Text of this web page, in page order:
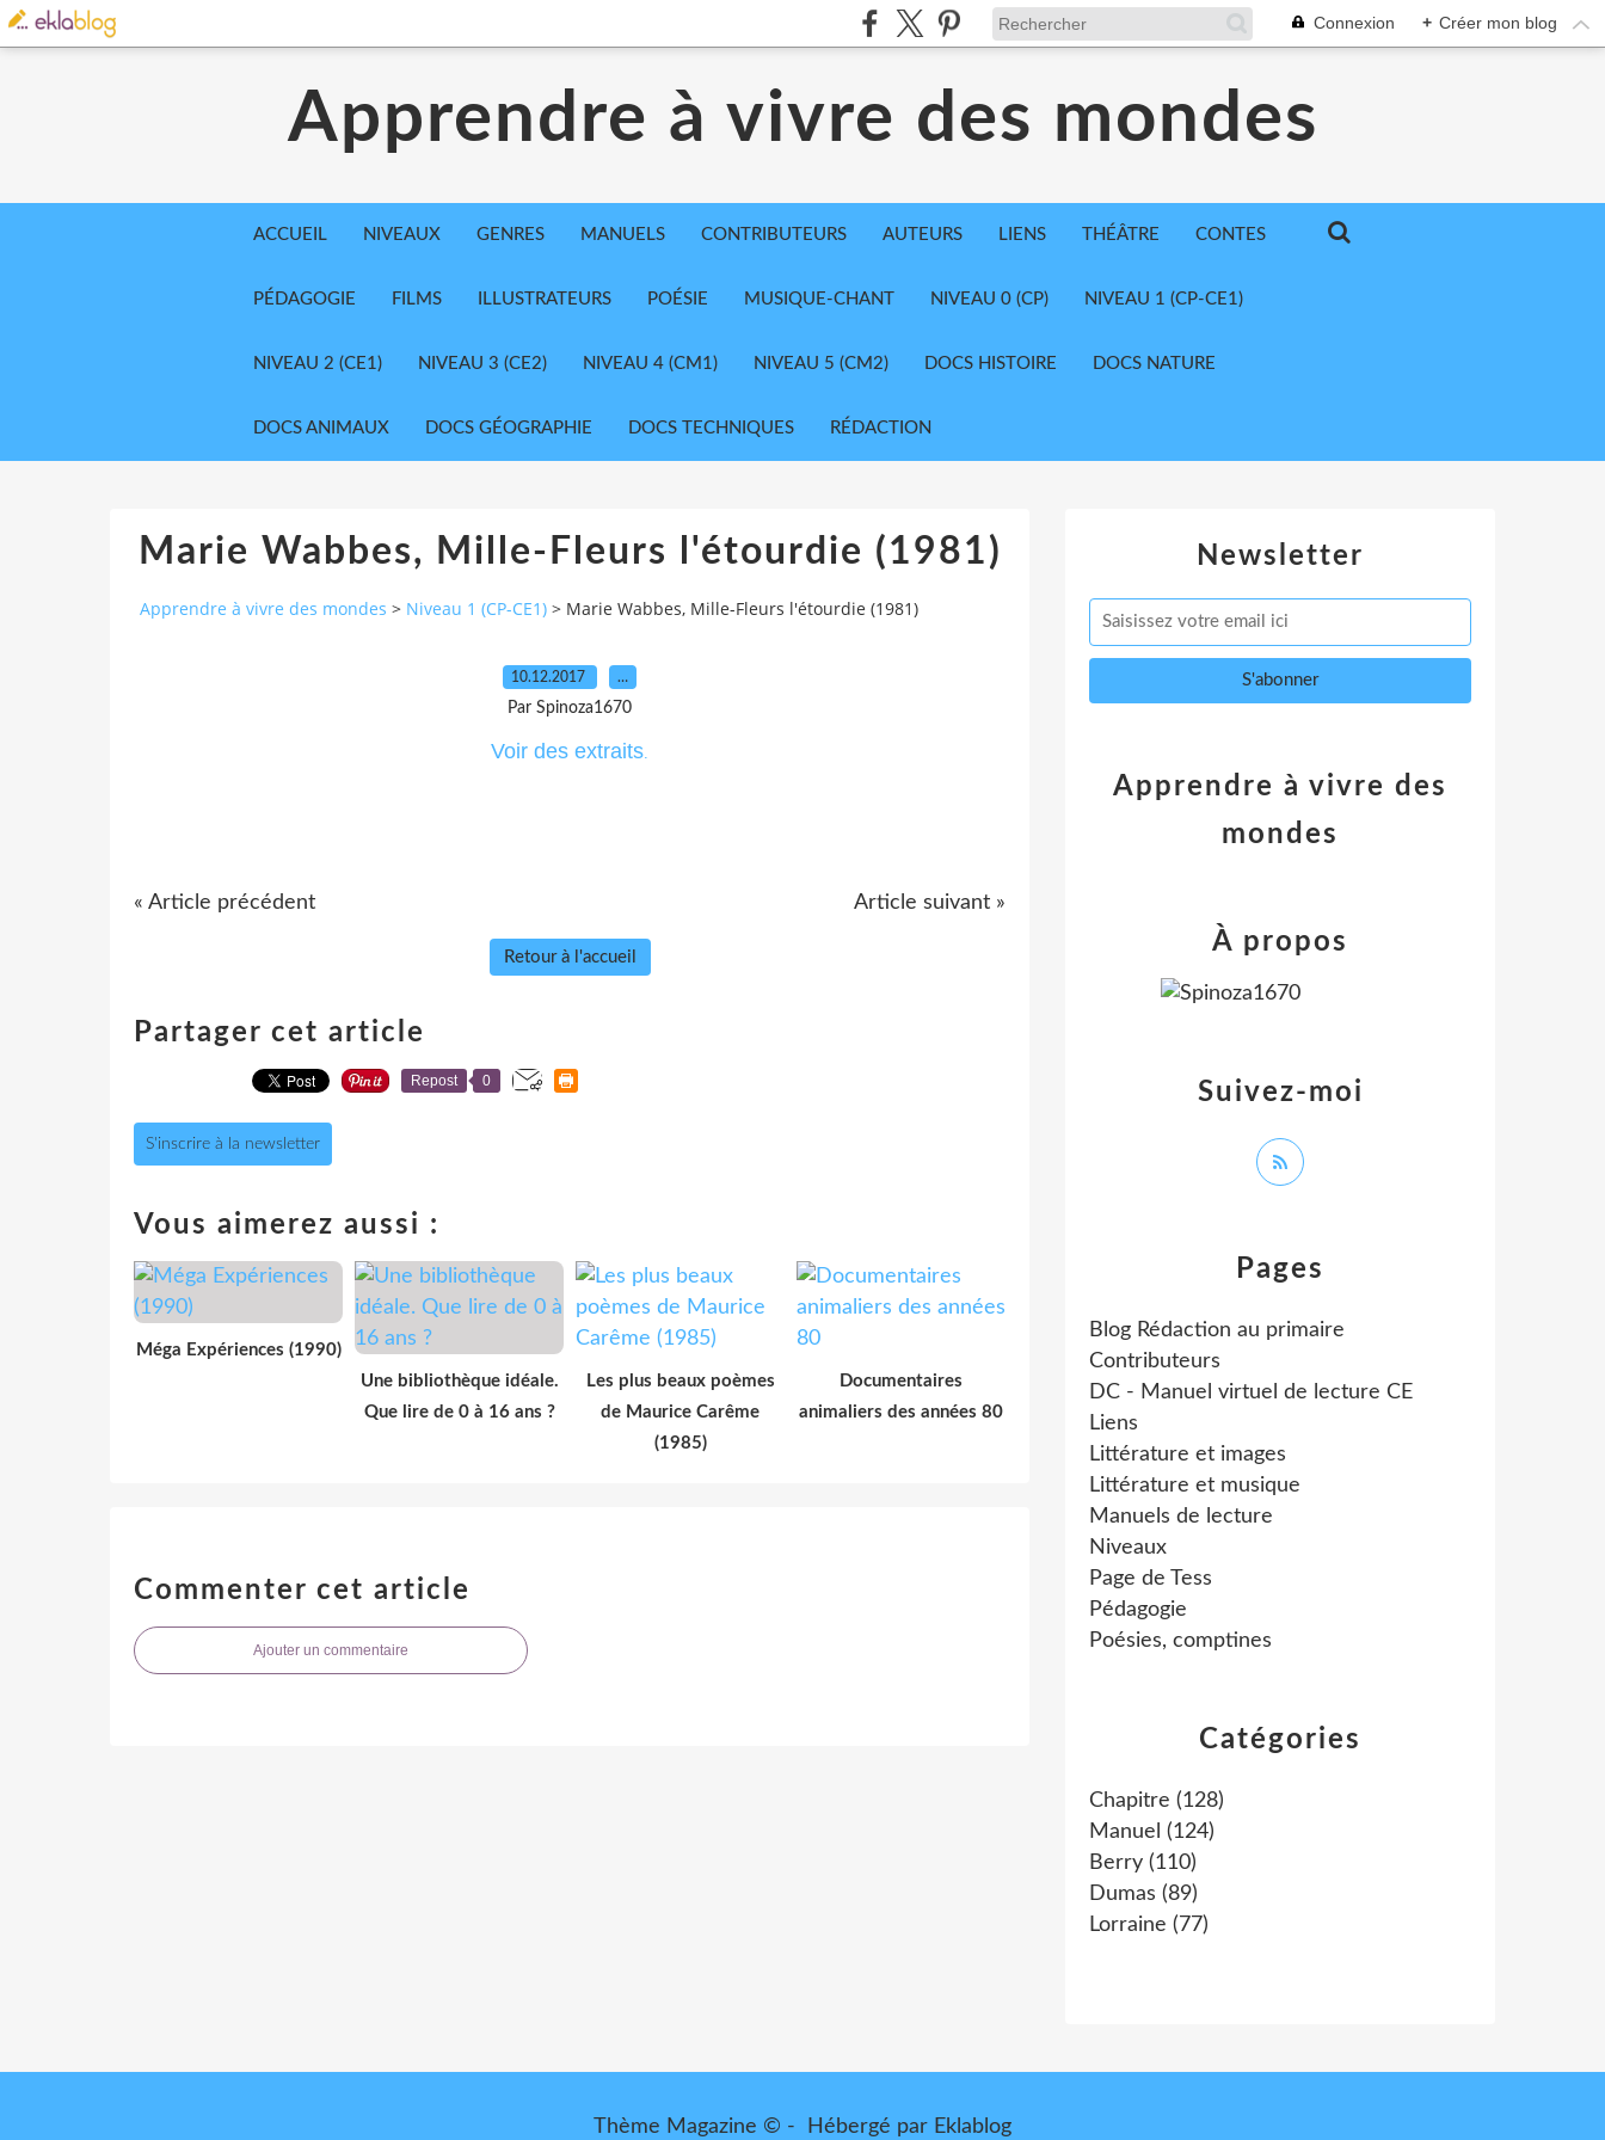
Connexion + Créer mon blog
Apprendre à vivre des mondes
ACCUEIL NIVEAUX GENRES MANUELS CONTRIBUTEURS AUTEURS LIENS THÉÂTRE CONTES
PÉDAGOGIE FILMS ILLUSTRATEURS POÉSIE MUSIQUE-CHANT NIVEAU 0 (CP) NIVEAU 1 (CP-CE1)
NIVEAU 2 (CE1) NIVEAU 3 (CE2) NIVEAU 4 (CM1) NIVEAU 5 (CM2) DOCS HISTOIRE DOCS NATURE
DOCS ANIMAUX DOCS GÉOGRAPHIE DOCS TECHNIQUES RÉDACTION
Marie Wabbes, Mille-Fleurs l'étourdie (1981)
Apprendre à vivre des mondes > Niveau 1 (CP-CE1) > Marie Wabbes, Mille-Fleurs l'étourdie (1981)
10.12.2017 …
Par Spinoza1670
Voir des extraits
« Article précédent Article suivant »
Retour à l'accueil
Partager cet article
Repost 0
S'inscrire à la newsletter
Vous aimerez aussi :
Méga Expériences (1990)
Une bibliothèque idéale.
Que lire de 0 à 16 ans ?
Les plus beaux poèmes
de Maurice Carême
(1985)
Documentaires
animaliers des années 80
Commenter cet article
Ajouter un commentaire
Newsletter
Catégories
Chapitre (128)
Manuel (124)
Berry (110)
Dumas (89)
Lorraine (77)
Pages
Blog Rédaction au primaire
Contributeurs
DC - Manuel virtuel de lecture CE
Liens
Littérature et images
Littérature et musique
Manuels de lecture
Niveaux
Page de Tess
Pédagogie
Poésies, comptines
Apprendre à vivre des
mondes
Suivez-moi
À propos
Thème Magazine © - Hébergé par Eklablog